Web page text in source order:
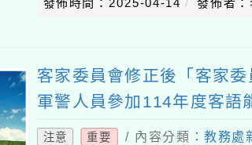
發佈時間：2025-04-14 發佈者：
客家委員會修正後「客家
軍警人員參加114年度客語
注意 重要 / 內容分類：教務處